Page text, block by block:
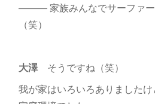
――― 家族みんなでサーファー
（笑）
大澤 そうですね（笑）
我が家はいろいろありました